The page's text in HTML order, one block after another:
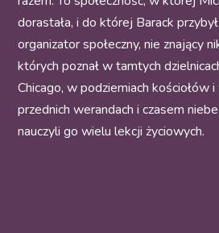
dorastała, i do której Barack
organizator społeczny, nie znający
których poznał w tamtych
Chicago, w podziemiach kościołów
przednich werandach i czasem
nauczyli go wielu lekcji życiowych.